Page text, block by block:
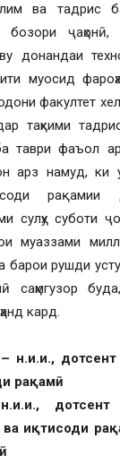
ва тадрис
бозори
донандаи
муосид
факултет
таҳкими
таври фаъол
арз намуд, ки
рақамии
сулҳу суботи
муаззами
барои рушди
саҳмгузор
кард.
н.и.и., дотсент
рақамӣ
дотсент
ва иқтисоди